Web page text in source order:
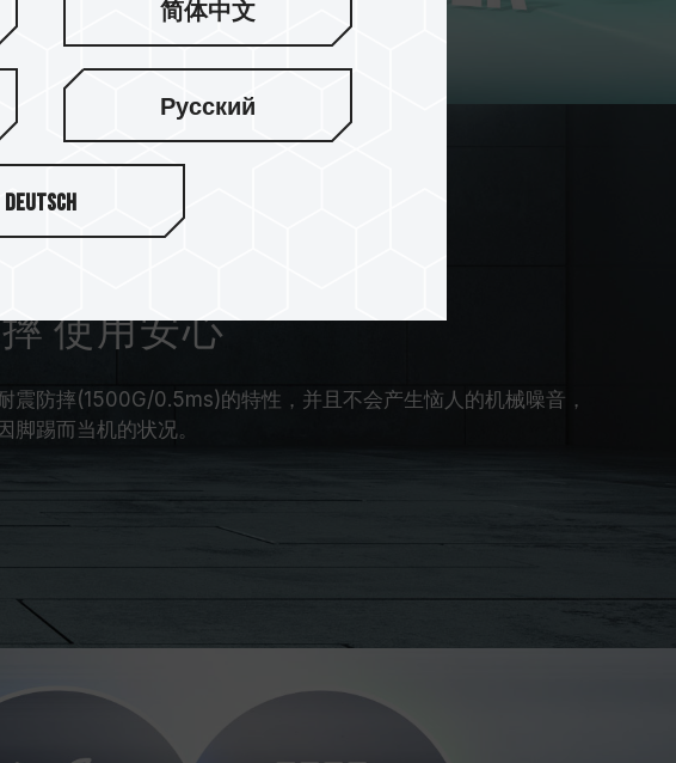
使用安心
震防摔(1500G/0.5ms)的特性，并且不会产生恼人的机械噪音，
脚踢而当机的状况。
简体中文
Русский
Deutsch